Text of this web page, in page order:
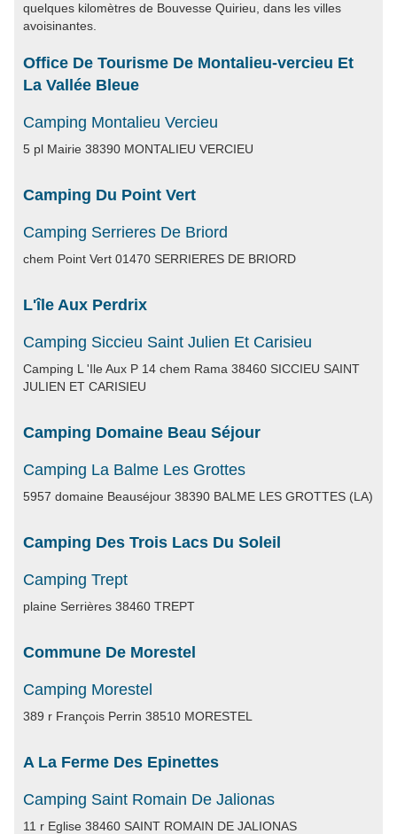
quelques kilomètres de Bouvesse Quirieu, dans les villes
avoisinantes.
Office De Tourisme De Montalieu-vercieu Et
La Vallée Bleue
Camping Montalieu Vercieu
5 pl Mairie 38390 MONTALIEU VERCIEU
Camping Du Point Vert
Camping Serrieres De Briord
chem Point Vert 01470 SERRIERES DE BRIORD
L'île Aux Perdrix
Camping Siccieu Saint Julien Et Carisieu
Camping L 'Ile Aux P 14 chem Rama 38460 SICCIEU SAINT
JULIEN ET CARISIEU
Camping Domaine Beau Séjour
Camping La Balme Les Grottes
5957 domaine Beauséjour 38390 BALME LES GROTTES (LA)
Camping Des Trois Lacs Du Soleil
Camping Trept
plaine Serrières 38460 TREPT
Commune De Morestel
Camping Morestel
389 r François Perrin 38510 MORESTEL
A La Ferme Des Epinettes
Camping Saint Romain De Jalionas
11 r Eglise 38460 SAINT ROMAIN DE JALIONAS